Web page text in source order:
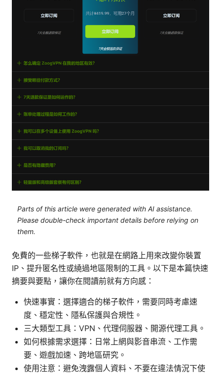
Parts of this article were generated with AI assistance.
Please double-check important details before relying on
them.
免費的一些梯子軟件，也就是在網路上用來改變你裝置
IP、提升匿名性或繞過地區限制的工具。以下是本篇快速
摘要與要點，讓你在閱讀前就有方向感：
快速事實：選擇適合的梯子軟件，需要同時考慮速
度、穩定性、隱私保護與合規性。
三大類型工具：VPN、代理伺服器、開源代理工具。
如何根據需求選擇：日常上網與影音串流、工作需
要、遊戲加速、跨地區研究。
使用注意：避免洩露個人資料、不要在違法情況下使